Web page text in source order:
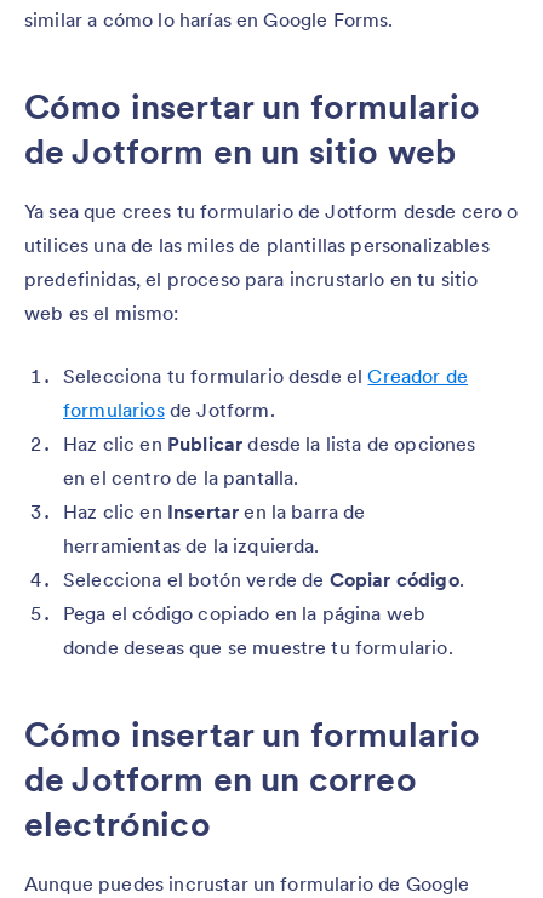
similar a cómo lo harías en Google Forms.
Cómo insertar un formulario
de Jotform en un sitio web
Ya sea que crees tu formulario de Jotform desde cero o
utilices una de las miles de plantillas personalizables
predefinidas, el proceso para incrustarlo en tu sitio
web es el mismo:
Selecciona tu formulario desde elCreador de
formulariosde Jotform.
Haz clic en Publicar desde la lista de opciones
en el centro de la pantalla.
Haz clic en Insertar en la barra de
herramientas de la izquierda.
Selecciona el botón verde de Copiar código.
Pega el código copiado en la página web
donde deseas que se muestre tu formulario.
Cómo insertar un formulario
de Jotform en un correo
electrónico
Aunque puedes incrustar un formulario de Google